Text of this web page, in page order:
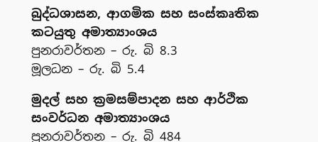
බුද්ධශාසන, ආගමික සහ සංස්කෘතික
කටයුතු අමාත්‍යාංශය
පුනරාවර්තන – රු. බි 8.3
මූලධන – රු. බි 5.4
මුදල් සහ ක්‍රමසම්පාදන සහ ආර්ථික
සංවර්ධන අමාත්‍යාංශය
පුනරාවර්තන – රු. බි 484